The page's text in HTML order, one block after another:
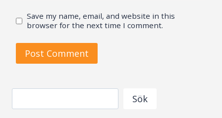
Save my name, email, and website in this
browser for the next time I comment.
Sök